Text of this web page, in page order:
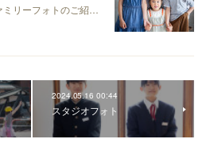
ミリーフォトのご紹…
2024.05.16 00:44
スタジオフォト